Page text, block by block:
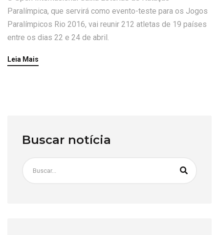
Paralímpica, que servirá como evento-teste para os Jogos
Paralímpicos Rio 2016, vai reunir 212 atletas de 19 países
entre os dias 22 e 24 de abril.
Leia Mais
Buscar notícia